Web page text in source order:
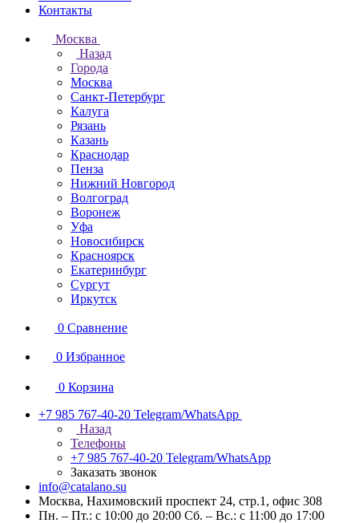
Контакты
Москва
Назад
Города
Москва
Санкт-Петербург
Калуга
Рязань
Казань
Краснодар
Пенза
Нижний Новгород
Волгоград
Воронеж
Уфа
Новосибирск
Красноярск
Екатеринбург
Сургут
Иркутск
0 Сравнение
0 Избранное
0 Корзина
+7 985 767-40-20 Telegram/WhatsApp
Назад
Телефоны
+7 985 767-40-20 Telegram/WhatsApp
Заказать звонок
info@catalano.su
Москва, Нахимовский проспект 24, стр.1, офис 308
Пн. – Пт.: с 10:00 до 20:00 Сб. – Вс.: с 11:00 до 17:00